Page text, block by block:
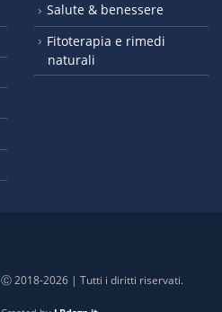
Salute & benessere
Fitoterapia e rimedi
naturali
Ⓒ 2018-2026 | Tutti i diritti riservati.